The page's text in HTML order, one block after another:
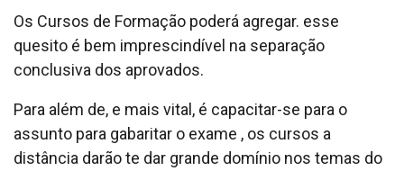
Os Cursos de Formação poderá agregar. esse
quesito é bem imprescindível na separação
conclusiva dos aprovados.
Para além de, e mais vital, é capacitar-se para o
assunto para gabaritar o exame , os cursos a
distância darão te dar grande domínio nos temas do